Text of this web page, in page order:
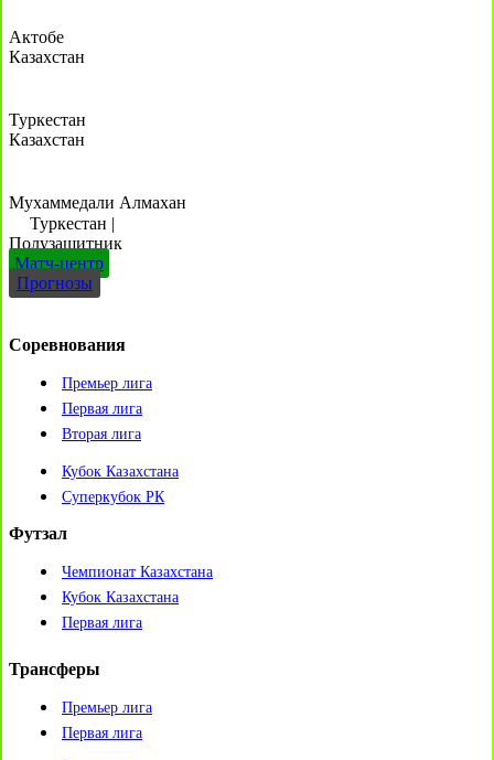
Актобе
Казахстан
Туркестан
Казахстан
Мухаммедали Алмахан
Туркестан |
Полузащитник
Матч-центр
Прогнозы
Соревнования
Премьер лига
Первая лига
Вторая лига
Кубок Казахстана
Суперкубок РК
Футзал
Чемпионат Казахстана
Кубок Казахстана
Первая лига
Трансферы
Премьер лига
Первая лига